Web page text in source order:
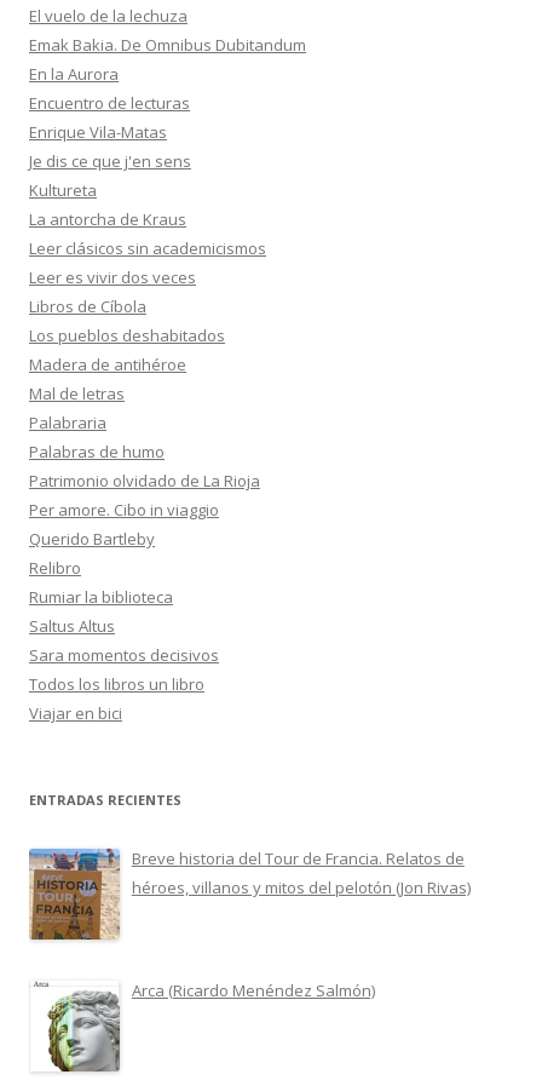
El vuelo de la lechuza
Emak Bakia. De Omnibus Dubitandum
En la Aurora
Encuentro de lecturas
Enrique Vila-Matas
Je dis ce que j'en sens
Kultureta
La antorcha de Kraus
Leer clásicos sin academicismos
Leer es vivir dos veces
Libros de Cíbola
Los pueblos deshabitados
Madera de antihéroe
Mal de letras
Palabraria
Palabras de humo
Patrimonio olvidado de La Rioja
Per amore. Cibo in viaggio
Querido Bartleby
Relibro
Rumiar la biblioteca
Saltus Altus
Sara momentos decisivos
Todos los libros un libro
Viajar en bici
ENTRADAS RECIENTES
Breve historia del Tour de Francia. Relatos de
héroes, villanos y mitos del pelotón (Jon Rivas)
Arca (Ricardo Menéndez Salmón)